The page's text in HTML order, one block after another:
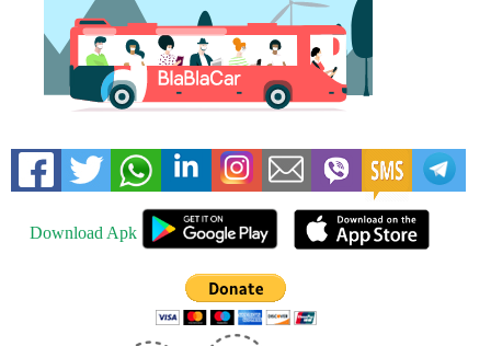
Download Apk